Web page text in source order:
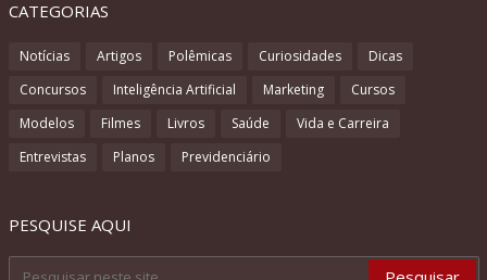
CATEGORIAS
Notícias Artigos Polêmicas Curiosidades
Dicas
Concursos
Inteligência Artificial Marketing
Cursos
Modelos
Filmes Livros Saúde
Vida e Carreira
Entrevistas
Planos Previdenciário
PESQUISE AQUI